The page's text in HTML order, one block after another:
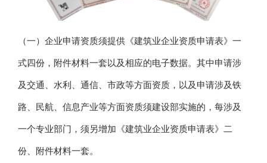
（一）企业申请资质须提供《建筑业企业资质申请表》一
式四份，附件材料一套以及相应的电子数据。其中申请涉
及交通、水利、通信、市政等方面资质，以及申请涉及铁
路、民航、信息产业等方面资质须建设部实施的，每涉及
一个专业部门，须另增加《建筑业企业资质申请表》二
份、附件材料一套。